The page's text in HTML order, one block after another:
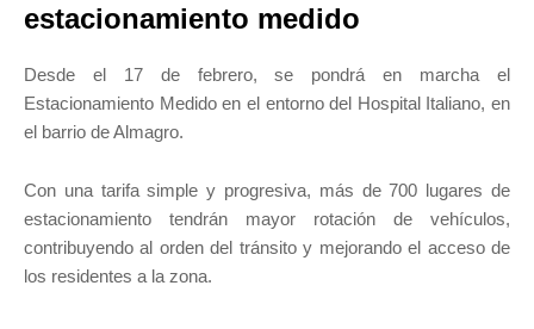
estacionamiento medido
Desde el 17 de febrero, se pondrá en marcha el
Estacionamiento Medido en el entorno del Hospital Italiano, en
el barrio de Almagro.
Con una tarifa simple y progresiva, más de 700 lugares de
estacionamiento tendrán mayor rotación de vehículos,
contribuyendo al orden del tránsito y mejorando el acceso de
los residentes a la zona.